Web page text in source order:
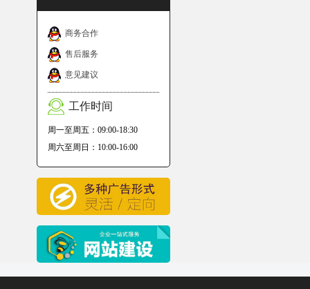
商务合作
售后服务
意见建议
工作时间
周一至周五：09:00-18:30
周六至周日：10:00-16:00